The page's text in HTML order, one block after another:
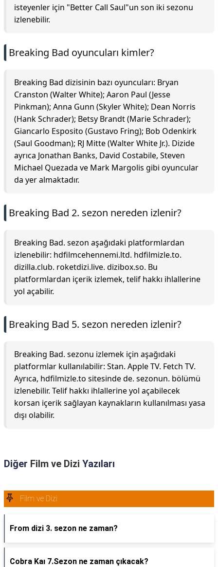
isteyenler için "Better Call Saul"un son iki sezonu
izlenebilir.
Breaking Bad oyuncuları kimler?
Breaking Bad dizisinin bazı oyuncuları: Bryan
Cranston (Walter White); Aaron Paul (Jesse
Pinkman); Anna Gunn (Skyler White); Dean Norris
(Hank Schrader); Betsy Brandt (Marie Schrader);
Giancarlo Esposito (Gustavo Fring); Bob Odenkirk
(Saul Goodman); RJ Mitte (Walter White Jr.). Dizide
ayrıca Jonathan Banks, David Costabile, Steven
Michael Quezada ve Mark Margolis gibi oyuncular
da yer almaktadır.
Breaking Bad 2. sezon nereden izlenir?
Breaking Bad. sezon aşağıdaki platformlardan
izlenebilir: hdfilmcehennemi.ltd. hdfilmizle.to.
dizilla.club. roketdizi.live. dizibox.so. Bu
platformlardan içerik izlemek, telif hakkı ihlallerine
yol açabilir.
Breaking Bad 5. sezon nereden izlenir?
Breaking Bad. sezonu izlemek için aşağıdaki
platformlar kullanılabilir: Stan. Apple TV. Fetch TV.
Ayrıca, hdfilmizle.to sitesinde de. sezonun. bölümü
izlenebilir. Telif hakkı ihlallerine yol açabilecek
korsan içerik sağlayan kaynakların kullanılması yasa
dışı olabilir.
Diğer Film ve Dizi Yazıları
Film ve Dizi
From dizi 3. sezon ne zaman?
Cobra Kaı 7.Sezon ne zaman çıkacak?